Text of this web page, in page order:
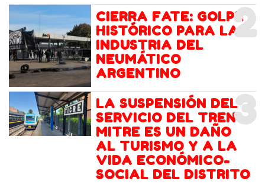
2
CIERRA FATE: GOLPE
HISTÓRICO PARA LA
INDUSTRIA DEL
NEUMÁTICO
ARGENTINO
3
LA SUSPENSIÓN DEL
SERVICIO DEL TREN
MITRE ES UN DAÑO
AL TURISMO Y A LA
VIDA ECONÓMICO-
SOCIAL DEL DISTRITO